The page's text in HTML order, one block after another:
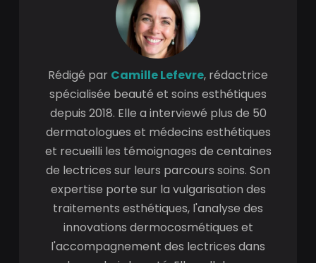
Rédigé par Camille Lefevre, rédactrice
spécialisée beauté et soins esthétiques
depuis 2018. Elle a interviewé plus de 50
dermatologues et médecins esthétiques
et recueilli les témoignages de centaines
de lectrices sur leurs parcours soins. Son
expertise porte sur la vulgarisation des
traitements esthétiques, l'analyse des
innovations dermocosmétiques et
l'accompagnement des lectrices dans